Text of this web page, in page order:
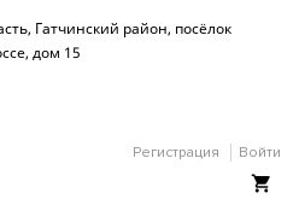
Гатчинский район, посёлок
дом 15
Регистрация Войти